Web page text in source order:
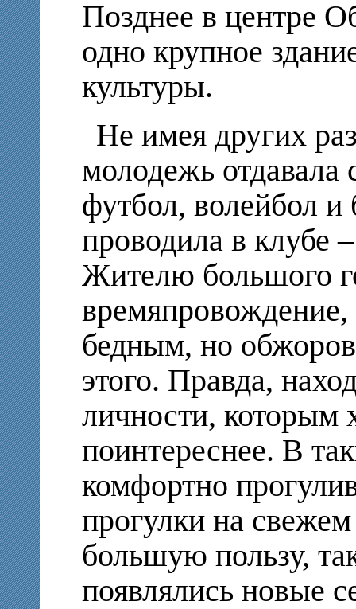
Позднее в центре
одно крупное
культуры.
Не имея других
молодежь отдавала
футбол, волейбол и
проводила в клубе
Жителю большого
бедным, но
этого. Правда,
личности, которым
поинтереснее. В
комфортно
прогулки на
большую пользу,
появлялись новые